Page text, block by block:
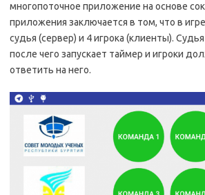
многопоточное приложение на основе
приложения заключается в том, что в
судья (сервер) и 4 игрока (клиенты).
после чего запускает таймер и игроки
ответить на него.